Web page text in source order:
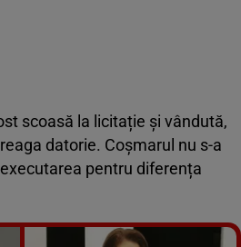
scoasă la licitație și vândută,
datorie. Coșmarul nu s-a
pentru diferența